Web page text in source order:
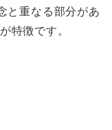
重なる部分があ
特徴です。